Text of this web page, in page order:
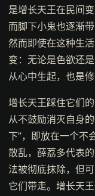
是增长天王在民间变
而脚下小鬼也逐渐带
然而即使在这种生
变：无论是色欲还
从心中生起，也是
增长天王踩住它们
从不鼓励消灭自身
下”，即放在一个不
散乱，薛荔多代表
法被彻底抹除，但
它们带走。增长天